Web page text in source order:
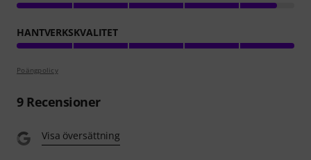
HANTVERKSKVALITET
Poängpolicy
9Recensioner
Visa översättning